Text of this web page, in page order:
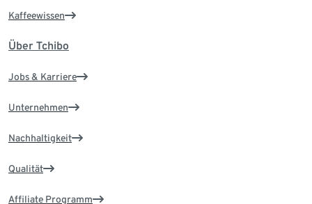
Kaffeewissen
Über Tchibo
Jobs & Karriere
Unternehmen
Nachhaltigkeit
Qualität
Affiliate Programm